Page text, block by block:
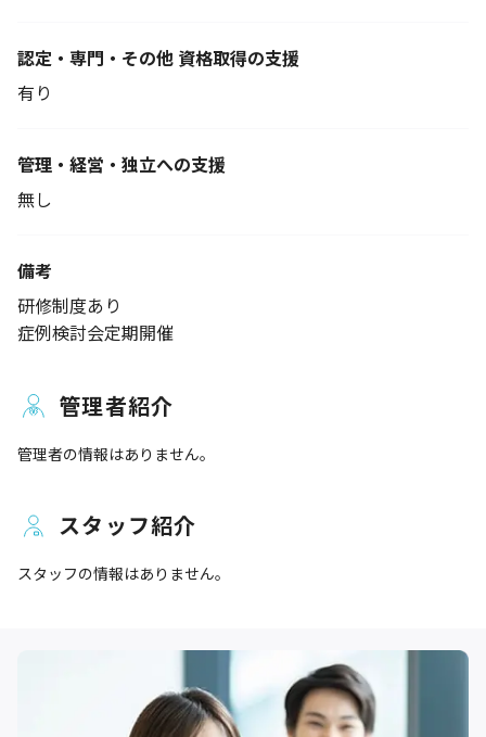
認定・専門・その他 資格取得の支援
有り
管理・経営・独立への支援
無し
備考
研修制度あり
症例検討会定期開催
管理者紹介
管理者の情報はありません。
スタッフ紹介
スタッフの情報はありません。